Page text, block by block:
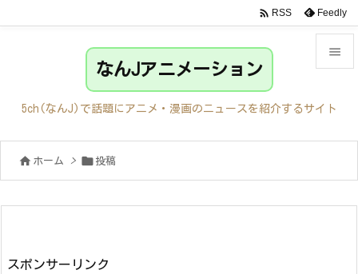

サイド
前へ

 RSS Feedly
なんJアニメーション
5ch(なんJ)で話題にアニメ・漫画のニュースを紹介するサイト
 ホーム >  投稿
スポンサーリンク